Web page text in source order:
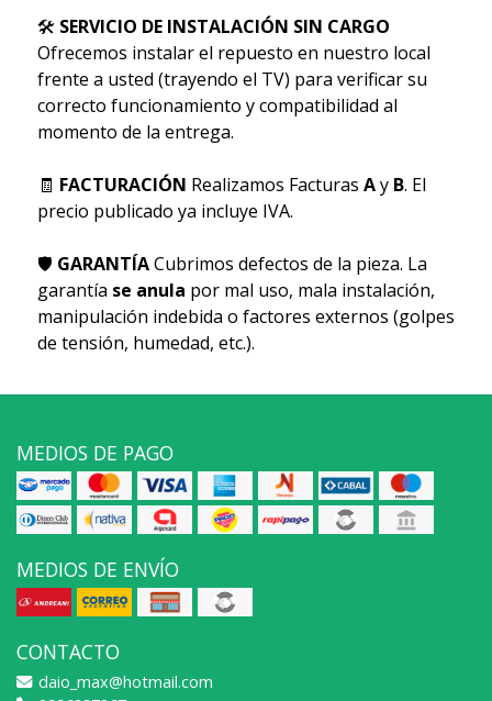
🛠 SERVICIO DE INSTALACIÓN SIN CARGO
Ofrecemos instalar el repuesto en nuestro local
frente a usted (trayendo el TV) para verificar su
correcto funcionamiento y compatibilidad al
momento de la entrega.
🧾 FACTURACIÓN Realizamos Facturas Ay B. El
precio publicado ya incluye IVA.
🛡 GARANTÍACubrimos defectos de la pieza. La
garantía se anula por mal uso, mala instalación,
manipulación indebida o factores externos (golpes
de tensión, humedad, etc.).
MEDIOS DE PAGO
MEDIOS DE ENVÍO
CONTACTO
daio_max@hotmail.com